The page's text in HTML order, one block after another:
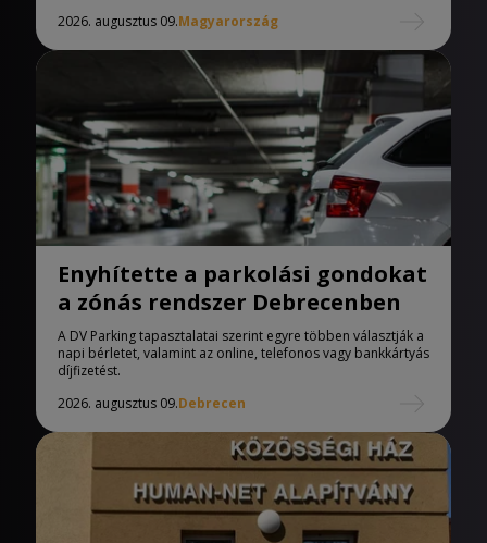
2026. augusztus 09.Magyarország
Enyhítette a parkolási gondokat
a zónás rendszer Debrecenben
A DV Parking tapasztalatai szerint egyre többen választják a
napi bérletet, valamint az online, telefonos vagy bankkártyás
díjfizetést.
2026. augusztus 09.Debrecen